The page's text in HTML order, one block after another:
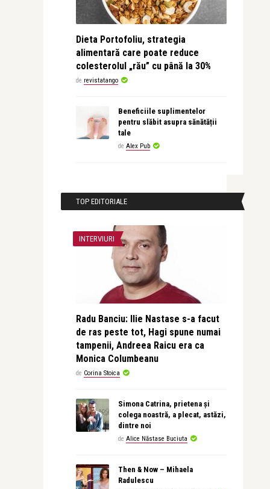
Dieta Portofoliu, strategia
alimentară care poate reduce
colesterolul „rău” cu până la 30%
de revistatango
Beneficiile suplimentelor
pentru slăbit asupra sănătății
tale
de Alex Pub
TOP EDITORIALE
INTERVIURI
Radu Banciu: Ilie Nastase s-a facut
de ras peste tot, Hagi spune numai
tampenii, Andreea Raicu era ca
Monica Columbeanu
de Corina Stoica
Simona Catrina, prietena și
colega noastră, a plecat, astăzi,
dintre noi
de Alice Năstase Buciuta
Then & Now – Mihaela
Radulescu